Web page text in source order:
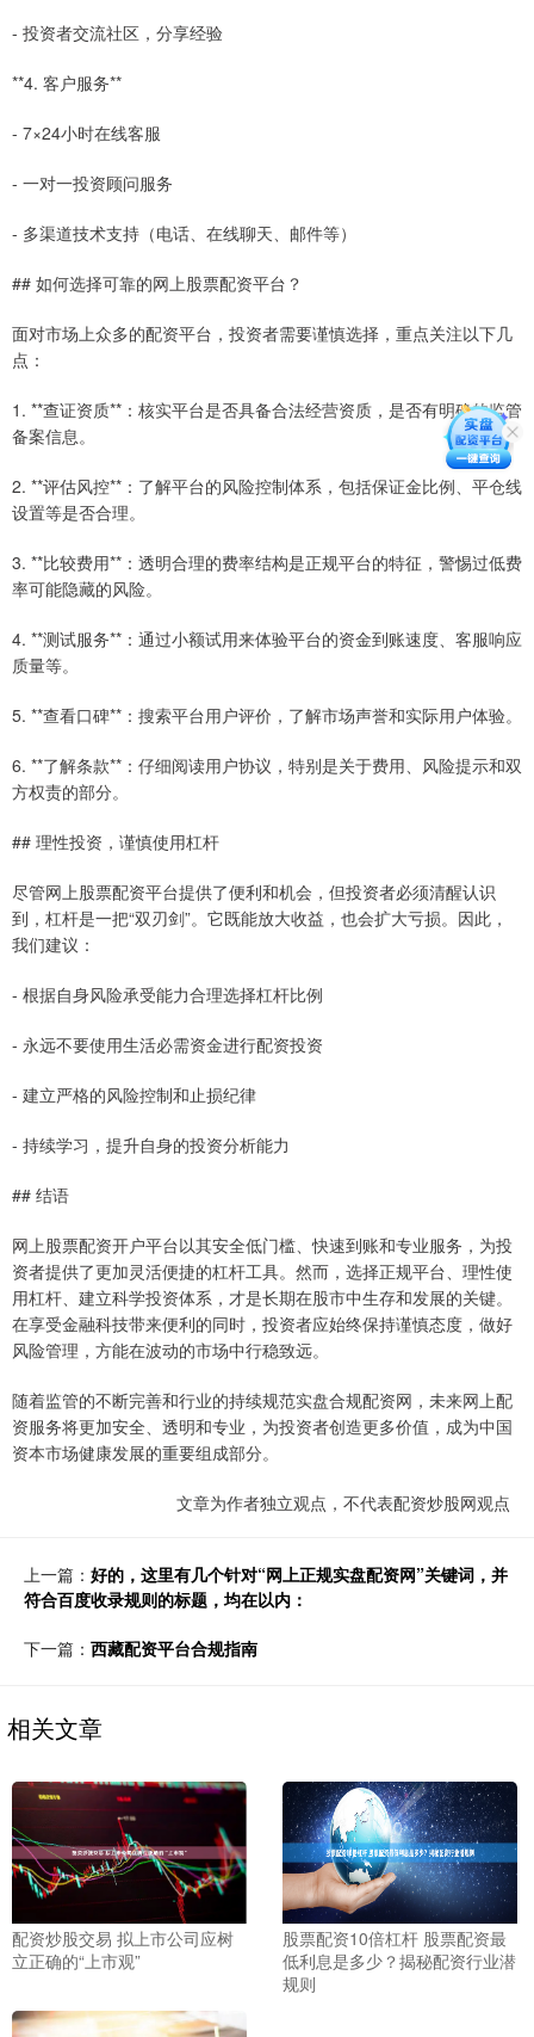
- 投资者交流社区，分享经验
**4. 客户服务**
- 7×24小时在线客服
- 一对一投资顾问服务
- 多渠道技术支持（电话、在线聊天、邮件等）
## 如何选择可靠的网上股票配资平台？
面对市场上众多的配资平台，投资者需要谨慎选择，重点关注以下几
点：
1. **查证资质**：核实平台是否具备合法经营资质，是否有明确的监管
备案信息。
2. **评估风控**：了解平台的风险控制体系，包括保证金比例、平仓线
设置等是否合理。
3. **比较费用**：透明合理的费率结构是正规平台的特征，警惕过低费
率可能隐藏的风险。
4. **测试服务**：通过小额试用来体验平台的资金到账速度、客服响应
质量等。
5. **查看口碑**：搜索平台用户评价，了解市场声誉和实际用户体验。
6. **了解条款**：仔细阅读用户协议，特别是关于费用、风险提示和双
方权责的部分。
## 理性投资，谨慎使用杠杆
尽管网上股票配资平台提供了便利和机会，但投资者必须清醒认识
到，杠杆是一把“双刃剑”。它既能放大收益，也会扩大亏损。因此，
我们建议：
- 根据自身风险承受能力合理选择杠杆比例
- 永远不要使用生活必需资金进行配资投资
- 建立严格的风险控制和止损纪律
- 持续学习，提升自身的投资分析能力
## 结语
网上股票配资开户平台以其安全低门槛、快速到账和专业服务，为投
资者提供了更加灵活便捷的杠杆工具。然而，选择正规平台、理性使
用杠杆、建立科学投资体系，才是长期在股市中生存和发展的关键。
在享受金融科技带来便利的同时，投资者应始终保持谨慎态度，做好
风险管理，方能在波动的市场中行稳致远。
随着监管的不断完善和行业的持续规范实盘合规配资网，未来网上配
资服务将更加安全、透明和专业，为投资者创造更多价值，成为中国
资本市场健康发展的重要组成部分。
文章为作者独立观点，不代表配资炒股网观点
上一篇： 好的，这里有几个针对“网上正规实盘配资网”关键词，并
符合百度收录规则的标题，均在以内：
下一篇： 西藏配资平台合规指南
相关文章
配资炒股交易 拟上市公司应树
立正确的“上市观”
股票配资10倍杠杆 股票配资最
低利息是多少？揭秘配资行业潜
规则